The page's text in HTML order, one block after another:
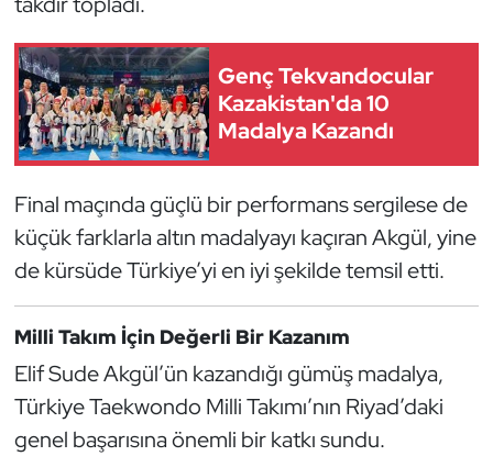
Genç Tekvandocular
Kazakistan'da 10
Madalya Kazandı
Final maçında güçlü bir performans sergilese de
küçük farklarla altın madalyayı kaçıran Akgül, yine
de kürsüde Türkiye’yi en iyi şekilde temsil etti.
Milli Takım İçin Değerli Bir Kazanım
Elif Sude Akgül’ün kazandığı gümüş madalya,
Türkiye Taekwondo Milli Takımı’nın Riyad’daki
genel başarısına önemli bir katkı sundu.
Karate
Kayak
Kempo
Kick Boks
Kürek
Masa Tenisi
Modern Pentatlon
Motor Sporları